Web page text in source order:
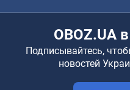
OBOZ.UA
Подписывайтесь,
новостей